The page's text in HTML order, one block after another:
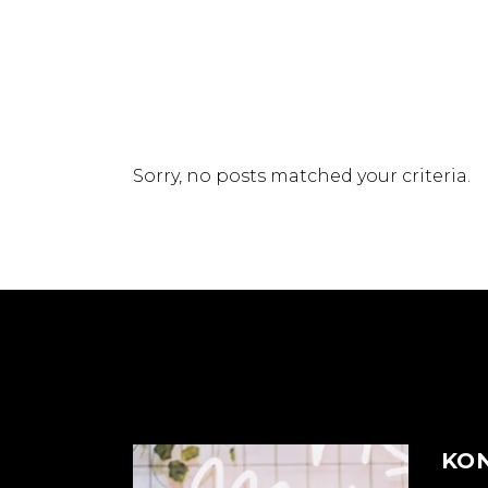
Sorry, no posts matched your criteria.